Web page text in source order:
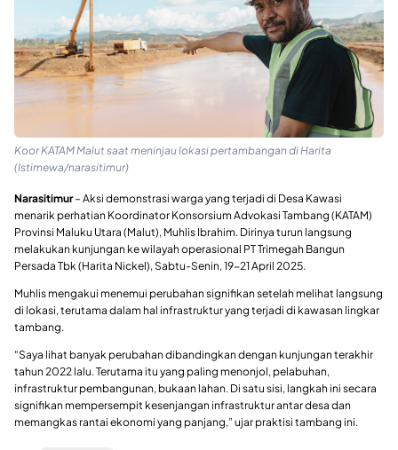
Koor KATAM Malut saat meninjau lokasi pertambangan di Harita
(Istimewa/narasitimur)
Narasitimur– Aksi demonstrasi warga yang terjadi di Desa Kawasi
menarik perhatian Koordinator Konsorsium Advokasi Tambang (KATAM)
Provinsi Maluku Utara (Malut), Muhlis Ibrahim. Dirinya turun langsung
melakukan kunjungan ke wilayah operasional PT Trimegah Bangun
Persada Tbk (Harita Nickel), Sabtu-Senin, 19-21 April 2025.
Muhlis mengakui menemui perubahan signifikan setelah melihat langsung
di lokasi, terutama dalam hal infrastruktur yang terjadi di kawasan lingkar
tambang.
“Saya lihat banyak perubahan dibandingkan dengan kunjungan terakhir
tahun 2022 lalu. Terutama itu yang paling menonjol, pelabuhan,
infrastruktur pembangunan, bukaan lahan. Di satu sisi, langkah ini secara
signifikan mempersempit kesenjangan infrastruktur antar desa dan
memangkas rantai ekonomi yang panjang,” ujar praktisi tambang ini.